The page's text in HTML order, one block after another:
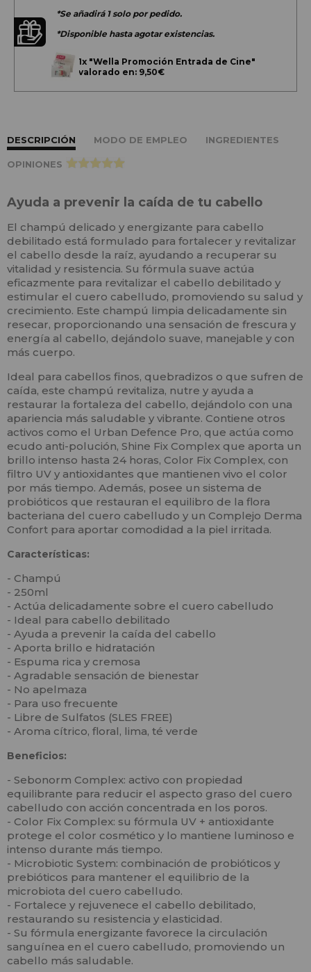
*Se añadirá 1 solo por pedido.
*Disponible hasta agotar existencias.
1x "Wella Promoción Entrada de Cine"
valorado en: 9,50€
DESCRIPCIÓN MODO DE EMPLEO INGREDIENTES
OPINIONES >
Ayuda a prevenir la caída de tu cabello
El champú delicado y energizante para cabello
debilitado está formulado para fortalecer y revitalizar
el cabello desde la raíz, ayudando a recuperar su
vitalidad y resistencia. Su fórmula suave actúa
eficazmente para revitalizar el cabello debilitado y
estimular el cuero cabelludo, promoviendo su salud y
crecimiento. Este champú limpia delicadamente sin
resecar, proporcionando una sensación de frescura y
energía al cabello, dejándolo suave, manejable y con
más cuerpo.
Ideal para cabellos finos, quebradizos o que sufren de
caída, este champú revitaliza, nutre y ayuda a
restaurar la fortaleza del cabello, dejándolo con una
apariencia más saludable y vibrante. Contiene otros
activos como el Urban Defence Pro, que actúa como
ecudo anti-polución, Shine Fix Complex que aporta un
brillo intenso hasta 24 horas, Color Fix Complex, con
filtro UV y antioxidantes que mantienen vivo el color
por más tiempo. Además, posee un sistema de
probióticos que restauran el equilibro de la flora
bacteriana del cuero cabelludo y un Complejo Derma
Confort para aportar comodidad a la piel irritada.
Características:
- Champú
- 250ml
- Actúa delicadamente sobre el cuero cabelludo
- Ideal para cabello debilitado
- Ayuda a prevenir la caída del cabello
- Aporta brillo e hidratación
- Espuma rica y cremosa
- Agradable sensación de bienestar
- No apelmaza
- Para uso frecuente
- Libre de Sulfatos (SLES FREE)
- Aroma cítrico, floral, lima, té verde
Beneficios:
- Sebonorm Complex: activo con propiedad
equilibrante para reducir el aspecto graso del cuero
cabelludo con acción concentrada en los poros.
- Color Fix Complex: su fórmula UV + antioxidante
protege el color cosmético y lo mantiene luminoso e
intenso durante más tiempo.
- Microbiotic System: combinación de probióticos y
prebióticos para mantener el equilibrio de la
microbiota del cuero cabelludo.
- Fortalece y rejuvenece el cabello debilitado,
restaurando su resistencia y elasticidad.
- Su fórmula energizante favorece la circulación
sanguínea en el cuero cabelludo, promoviendo un
cabello más saludable.